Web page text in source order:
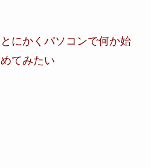
とにかくパソコンで何か始
めてみたい